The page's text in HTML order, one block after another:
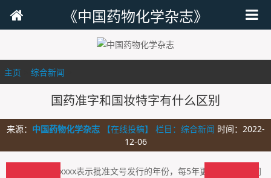
《中国药物化学杂志》
主页 综合新闻
国药准字和国妆特字有什么区别
来源： 中国药物化学杂志 【在线投稿】 栏目： 综合新闻 时间：2022-
12-06
XXX，开始4个xxxx表示批准文号发行的年份，每5年更改一次。 中间